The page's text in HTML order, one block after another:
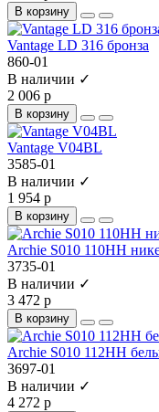
В корзину
Vantage LD 316 бронза
860-01
В наличии ✓
2 006 р
В корзину
Vantage V04BL
3585-01
В наличии ✓
1 954 р
В корзину
Archie S010 110HH
3735-01
В наличии ✓
3 472 р
В корзину
Archie S010 112HH
3697-01
В наличии ✓
4 272 р